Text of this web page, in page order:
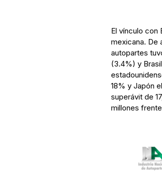
El vínculo con
mexicana. De
autopartes
(3.4%) y
18% y Japón
superávit de
millones